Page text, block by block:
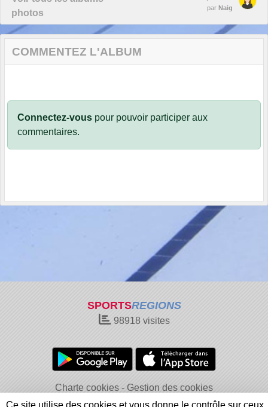
photos
par Naig
COMMENTEZ L'ALBUM
Connectez-vous pour pouvoir participer aux
commentaires.
SPORTSREGIONS
98918visites
Charte cookies
Gestion des cookies
Informations légales
Signaler un contenu inapproprié
Ce site utilise des cookies et vous donne le contrôle sur ceux